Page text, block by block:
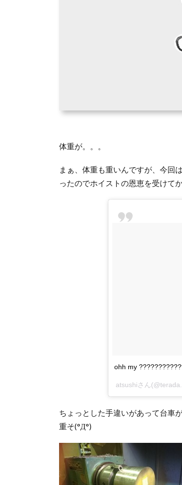
体重が。。。
まぁ、体重も重いんですが、今回
ったのでホイストの恩恵を受けて
ohh my
atsushiさん
ちょっとした手違いがあって台車
重そ(°Д°)